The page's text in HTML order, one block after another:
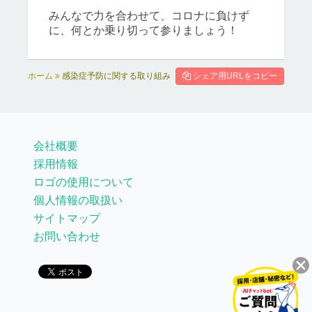
みんなで力を合わせて、コロナに負けず
に、何とか乗り切って参りましょう！
ホーム 感染症予防に関する取り組み シェア用URLをコピー
会社概要
採用情報
ロゴの使用について
個人情報の取扱い
サイトマップ
お問い合わせ